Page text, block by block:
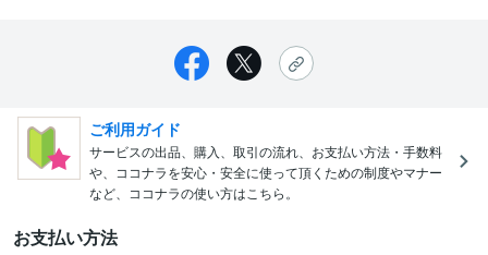
ご利用ガイド
サービスの出品、購入、取引の流れ、お支払い方法・手数料
や、ココナラを安心・安全に使って頂くための制度やマナー
など、ココナラの使い方はこちら。
お支払い方法